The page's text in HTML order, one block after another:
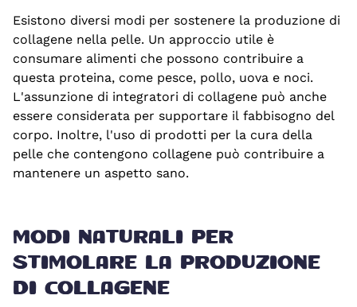
Esistono diversi modi per sostenere la produzione di
collagene nella pelle. Un approccio utile è
consumare alimenti che possono contribuire a
questa proteina, come pesce, pollo, uova e noci.
L'assunzione di integratori di collagene può anche
essere considerata per supportare il fabbisogno del
corpo. Inoltre, l'uso di prodotti per la cura della
pelle che contengono collagene può contribuire a
mantenere un aspetto sano.
MODI NATURALI PER
STIMOLARE LA PRODUZIONE
DI COLLAGENE